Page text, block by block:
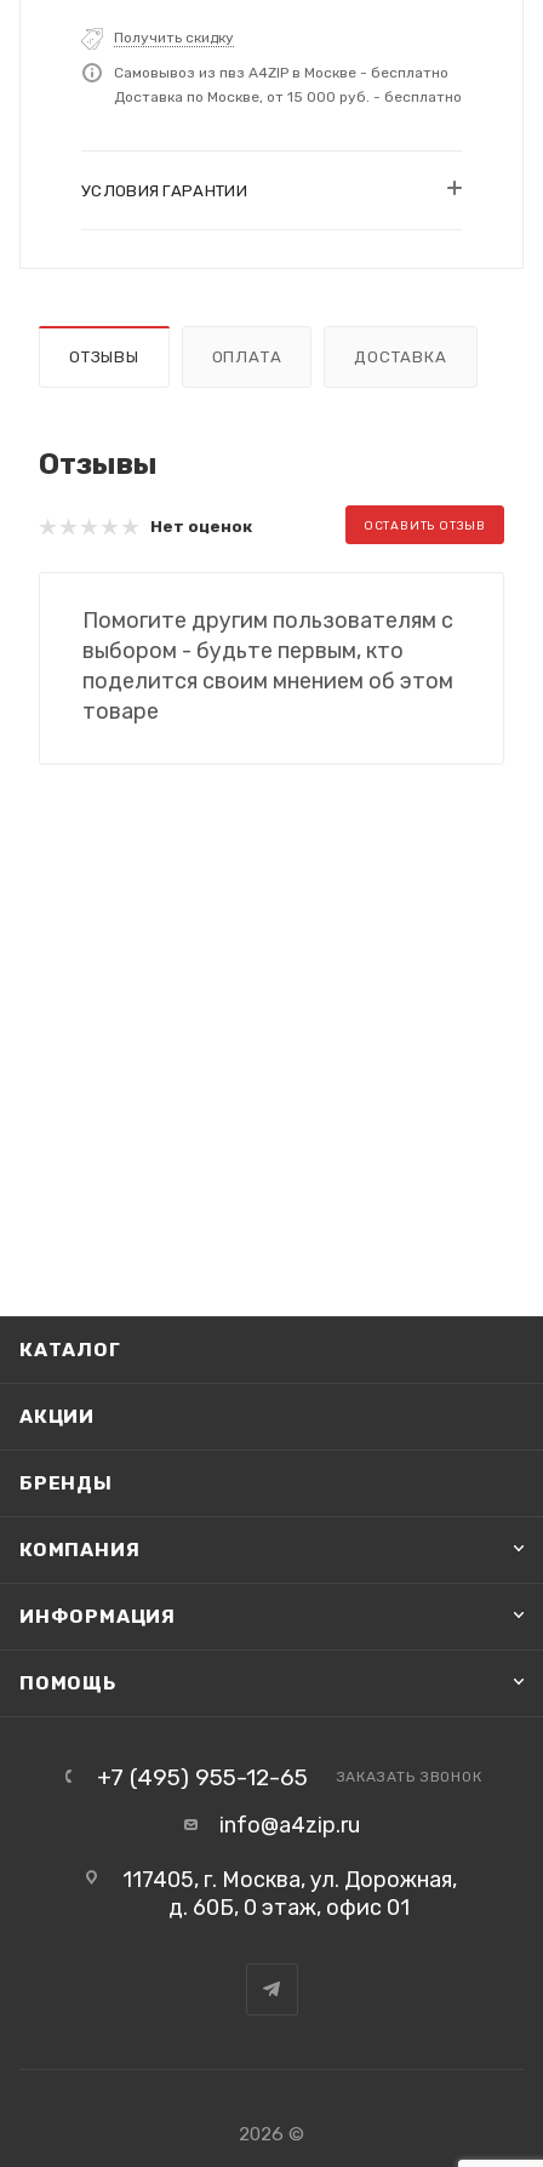
Получить скидку
Самовывоз из пвз A4ZIP в Москве - бесплатно
Доставка по Москве, от 15 000 руб. - бесплатно
УСЛОВИЯ ГАРАНТИИ
ОТЗЫВЫ ОПЛАТА ДОСТАВКА
Отзывы
Нет оценок ОСТАВИТЬ ОТЗЫВ
Помогите другим пользователям с
выбором - будьте первым, кто
поделится своим мнением об этом
товаре
КАТАЛОГ
АКЦИИ
БРЕНДЫ
КОМПАНИЯ
ИНФОРМАЦИЯ
ПОМОЩЬ
+7 (495) 955-12-65 ЗАКАЗАТЬ ЗВОНОК
info@a4zip.ru
117405, г. Москва, ул. Дорожная,
д. 60Б, 0 этаж, офис 01
2026 ©